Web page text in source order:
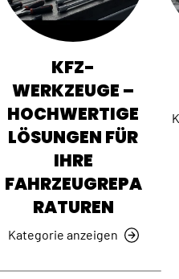
KFZ-
WERKZEUGE –
HOCHWERTIGE
LÖSUNGEN FÜR
IHRE
FAHRZEUGREPA
RATUREN
Kategorie anzeigen